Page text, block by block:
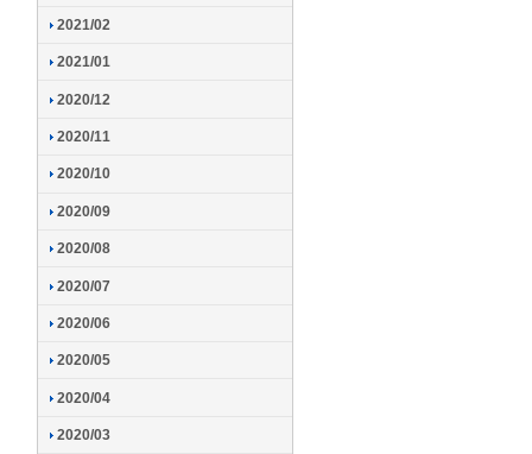
2021/02
2021/01
2020/12
2020/11
2020/10
2020/09
2020/08
2020/07
2020/06
2020/05
2020/04
2020/03